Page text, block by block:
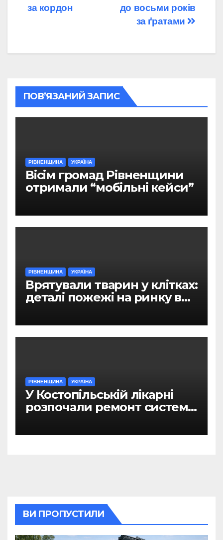
до восьми років
за ґратами
за кордон
ПОВ’ЯЗАНИЙ ЗАПИС
РІВНЕНЩИНА УКРАЇНА
Вісім громад Рівненщини
отримали “мобільні кейси”
РІВНЕНЩИНА УКРАЇНА
Врятували тварин у клітках:
деталі пожежі на ринку в
РІВНЕНЩИНА УКРАЇНА
У Костопільській лікарні
розпочали ремонт системи
ВИ ПРОПУСТИЛИ